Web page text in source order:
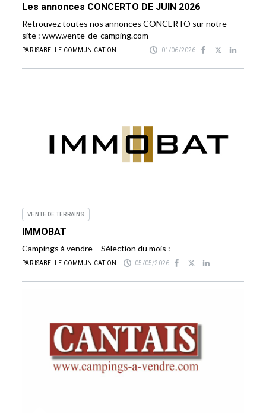
Les annonces CONCERTO DE JUIN 2026
Retrouvez toutes nos annonces CONCERTO sur notre
site : www.vente-de-camping.com
PAR ISABELLE COMMUNICATION 01/06/2026
VENTE DE TERRAINS
IMMOBAT
Campings à vendre – Sélection du mois :
PAR ISABELLE COMMUNICATION 05/05/2026